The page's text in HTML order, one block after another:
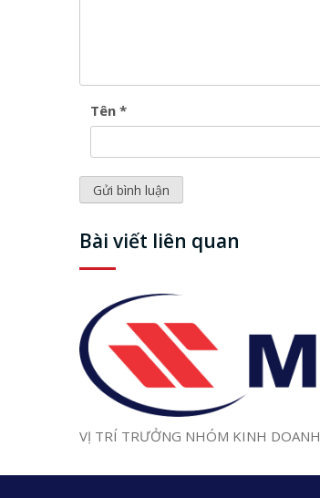
Tên *
Bài viết liên quan
VỊ TRÍ TRƯỞNG NHÓM KINH DOANH